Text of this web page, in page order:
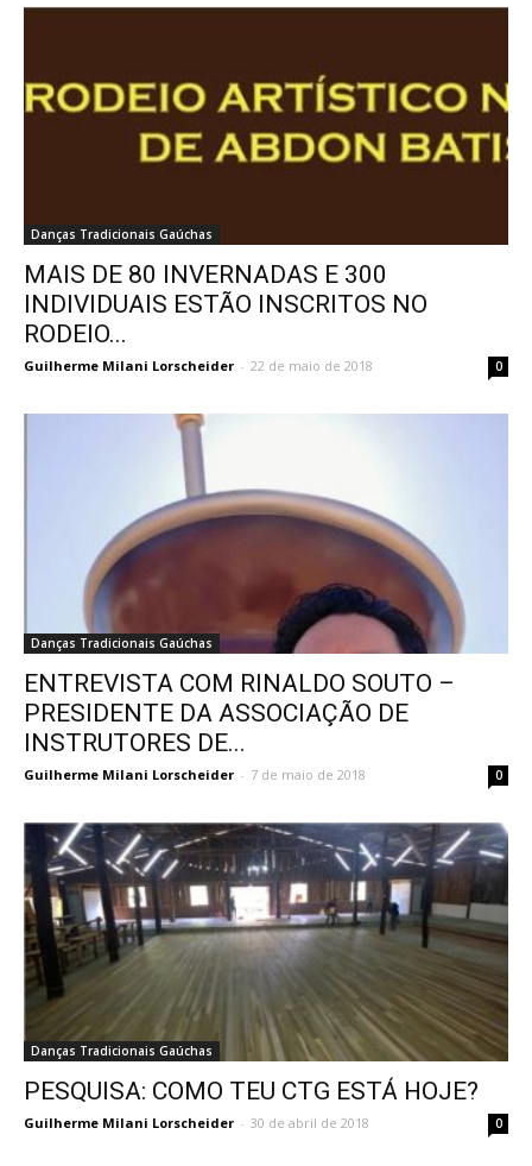
Danças Tradicionais Gaúchas
MAIS DE 80 INVERNADAS E 300
INDIVIDUAIS ESTÃO INSCRITOS NO
RODEIO...
Guilherme Milani Lorscheider - 22 de maio de 2018 0
Danças Tradicionais Gaúchas
ENTREVISTA COM RINALDO SOUTO –
PRESIDENTE DA ASSOCIAÇÃO DE
INSTRUTORES DE...
Guilherme Milani Lorscheider - 7 de maio de 2018 0
Danças Tradicionais Gaúchas
PESQUISA: COMO TEU CTG ESTÁ HOJE?
Guilherme Milani Lorscheider - 30 de abril de 2018 0